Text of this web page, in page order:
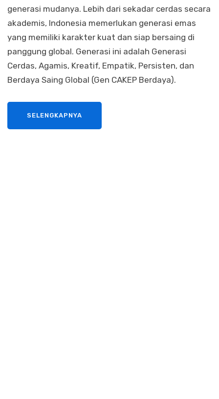
generasi mudanya. Lebih dari sekadar cerdas secara
akademis, Indonesia memerlukan generasi emas
yang memiliki karakter kuat dan siap bersaing di
panggung global. Generasi ini adalah Generasi
Cerdas, Agamis, Kreatif, Empatik, Persisten, dan
Berdaya Saing Global (Gen CAKEP Berdaya).
SELENGKAPNYA